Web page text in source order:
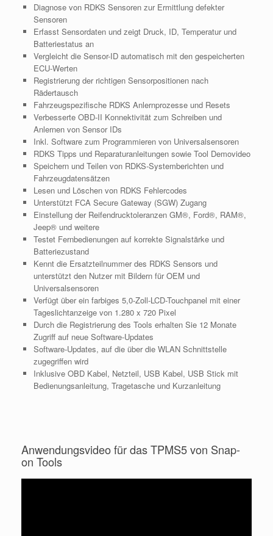
Diagnose von RDKS Sensoren zur Ermittlung defekter
Sensoren
Erfasst Sensordaten und zeigt Druck, ID, Temperatur und
Batteriestatus an
Vergleicht die Sensor-ID automatisch mit den gespeicherten
ECU-Werten
Registrierung der richtigen Sensorpositionen nach
Rädertausch
Fahrzeugspezifische RDKS Anlernprozesse und Resets
Verbesserte OBD-II Konnektivität zum Schreiben und
Anlernen von Sensor IDs
Inkl. Software zum Programmieren von Universalsensoren
RDKS Tipps und Reparaturanleitungen sowie Tool Demovideo
Speichern und Teilen von RDKS-Systemberichten und
Fahrzeugdatensätzen
Lesen und Löschen von RDKS Fehlercodes
Unterstützt FCA Secure Gateway (SGW) Zugang
Einstellung der Reifendrucktoleranzen GM®, Ford®, RAM®,
Jeep® und weitere
Testet Fernbedienungen auf korrekte Signalstärke und
Batteriezustand
Kennt die Ersatzteilnummer des RDKS Sensors und
unterstützt den Nutzer mit Bildern für OEM und
Universalsensoren
Verfügt über ein farbiges 5,0-Zoll-LCD-Touchpanel mit einer
Tageslichtanzeige von 1.280 x 720 Pixel
Durch die Registrierung des Tools erhalten Sie 12 Monate
Zugriff auf neue Software-Updates
Software-Updates, auf die über die WLAN Schnittstelle
zugegriffen wird
Inklusive OBD Kabel, Netzteil, USB Kabel, USB Stick mit
Bedienungsanleitung, Tragetasche und Kurzanleitung
Anwendungsvideo für das TPMS5 von Snap-
on Tools